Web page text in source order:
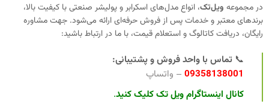
در مجموعه ویل‌تک، انواع مدل‌های اسکرابر و پولیشر صنعتی با کیفیت بالا،
برندهای معتبر و خدمات پس از فروش حرفه‌ای ارائه می‌شود. جهت مشاوره
رایگان، دریافت کاتالوگ و استعلام قیمت، با ما در ارتباط باشید:
📞 تماس با واحد فروش و پشتیبانی:
09358138001 – واتساپ
کانال اینستاگرام ویل تک کلیک کنید.